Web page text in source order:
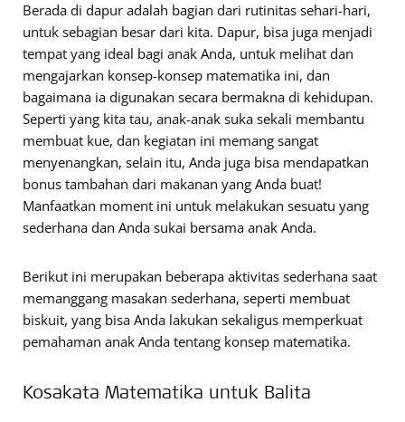
Berada di dapur adalah bagian dari rutinitas sehari-hari,
untuk sebagian besar dari kita. Dapur, bisa juga menjadi
tempat yang ideal bagi anak Anda, untuk melihat dan
mengajarkan konsep-konsep matematika ini, dan
bagaimana ia digunakan secara bermakna di kehidupan.
Seperti yang kita tau, anak-anak suka sekali membantu
membuat kue, dan kegiatan ini memang sangat
menyenangkan, selain itu, Anda juga bisa mendapatkan
bonus tambahan dari makanan yang Anda buat!
Manfaatkan moment ini untuk melakukan sesuatu yang
sederhana dan Anda sukai bersama anak Anda.
Berikut ini merupakan beberapa aktivitas sederhana saat
memanggang masakan sederhana, seperti membuat
biskuit, yang bisa Anda lakukan sekaligus memperkuat
pemahaman anak Anda tentang konsep matematika.
Kosakata Matematika untuk Balita